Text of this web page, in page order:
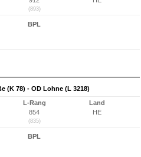
(893)
BPL
(K 78) - OD Lohne (L 3218)
L-Rang
854
(835)
Land
HE
BPL